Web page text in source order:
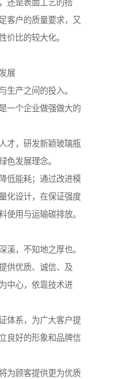
还是表面工艺的搭
客户的质量要求，又
价比的较大化。
展
生产之间的投入。
一个企业做强做大的
才，研发新颖玻璃瓶
色发展理念。
低能耗；通过改进模
化设计，在保证强度
使用与运输碳排放。
溪，不知地之厚也。
供优质、诚信、及
中心，依靠技术进
体系，为广大客户提
良好的形象和品牌信
为顾客提供更为优质